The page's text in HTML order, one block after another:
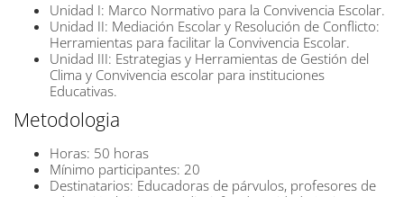
Unidad I: Marco Normativo para la Convivencia Escolar.
Unidad II: Mediación Escolar y Resolución de Conflicto:
Herramientas para facilitar la Convivencia Escolar.
Unidad III: Estrategias y Herramientas de Gestión del
Clima y Convivencia escolar para instituciones
Educativas.
Metodologia
Horas: 50 horas
Mínimo participantes: 20
Destinatarios: Educadoras de párvulos, profesores de